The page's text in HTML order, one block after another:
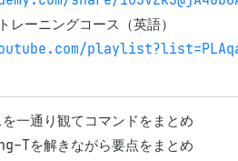
一通り観てコマンドをまとめ
Tを解きながら要点をまとめ